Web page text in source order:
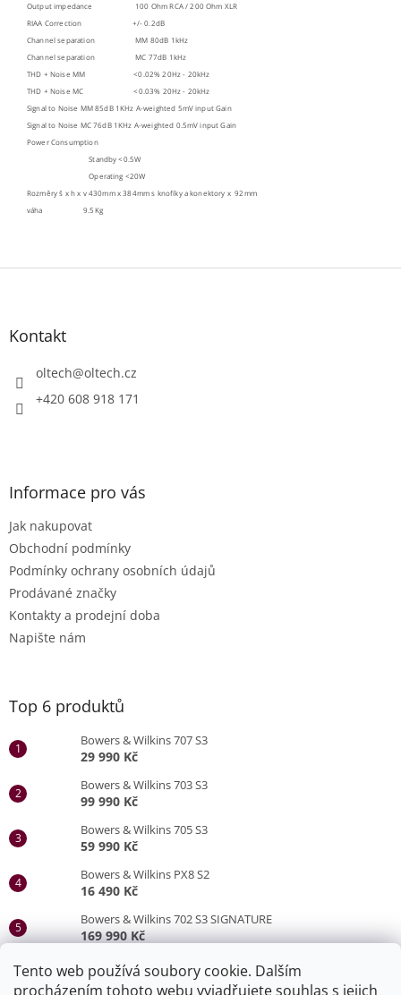
Tento web používá soubory cookie. Dalším
procházením tohoto webu vyjadřujete souhlas s jejich
Output impedance 100 Ohm RCA / 200 Ohm XLR
RIAA Correction +/- 0.2dB
Channel separation MM 80dB 1kHz
Channel separation MC 77dB 1kHz
THD + Noise MM <0.02% 20Hz - 20kHz
THD + Noise MC <0.03% 20Hz - 20kHz
Signal to Noise MM 85dB 1KHz A-weighted 5mV input Gain
Signal to Noise MC 76dB 1KHz A-weighted 0.5mV input Gain
Power Consumption
Standby <0.5W
Operating <20W
Rozměry š x h x v 430mm x 384mm s knofíky a konektory x 92mm
váha 9.5Kg
Z
Kontakt
oltech@oltech.cz
+420 608 918 171
Informace pro vás
Jak nakupovat
Obchodní podmínky
Podmínky ochrany osobních údajů
Prodávané značky
Kontakty a prodejní doba
Napište nám
Top 6 produktů
Bowers & Wilkins 707 S3
29 990 Kč
Bowers & Wilkins 703 S3
99 990 Kč
Bowers & Wilkins 705 S3
59 990 Kč
Bowers & Wilkins PX8 S2
16 490 Kč
Bowers & Wilkins 702 S3 SIGNATURE
169 990 Kč
Bowers & Wilkins 705 S3 SIGNATURE
79 990 Kč